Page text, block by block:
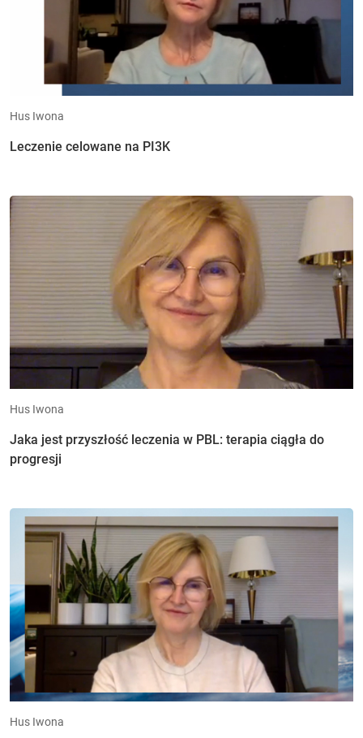
Hus Iwona
Leczenie celowane na PI3K
Hus Iwona
Jaka jest przyszłość leczenia w PBL: terapia ciągła do
progresji
Hus Iwona